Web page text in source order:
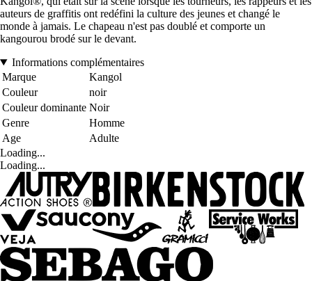
auteurs de graffitis ont redéfini la culture des jeunes et changé le
monde à jamais. Le chapeau n'est pas doublé et comporte un
kangourou brodé sur le devant.
Informations complémentaires
Marque
Kangol
Couleur
noir
Couleur dominante Noir
Genre
Homme
Age
Adulte
Loading...
Loading...